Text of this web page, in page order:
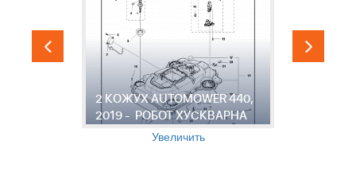
2 КОЖУХ AUTOMOWER 440,
2019 - РОБОТ ХУСКВАРНА
Увеличить